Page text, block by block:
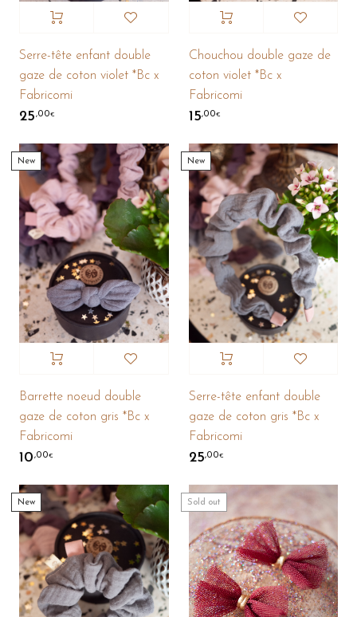
Serre-tête enfant double
gaze de coton violet *Bc x
Fabricomi
25,00€
Chouchou double gaze de
coton violet *Bc x
Fabricomi
15,00€
New
Barrette noeud double
gaze de coton gris *Bc x
Fabricomi
10,00€
New
Serre-tête enfant double
gaze de coton gris *Bc x
Fabricomi
25,00€
New Sold out